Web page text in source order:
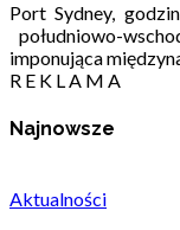
Port Sydney,
południowo-
imponująca
R E K L A M A
Najnowsze
Aktualności